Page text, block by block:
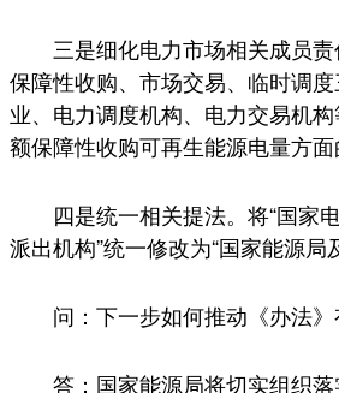
三是细化电力市场相关成员
保障性收购、市场交易、临时调
业、电力调度机构、电力交易机
额保障性收购可再生能源电量方面
四是统一相关提法。将“国家
派出机构”统一修改为“国家能源局
问：下一步如何推动《办法》
答：国家能源局将切实组织